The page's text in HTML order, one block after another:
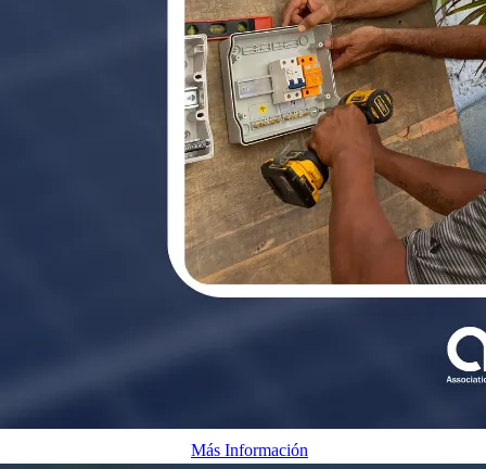
Más Información